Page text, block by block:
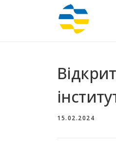
15.02.2024